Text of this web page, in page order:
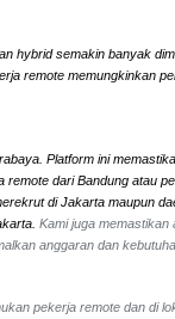
semakin banyak
remote memungkinkan
Platform ini
dari Bandung atau
di Jakarta maupun
Kami juga memastikan
anggaran dan
pekerja remote dan